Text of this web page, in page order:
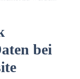
bei